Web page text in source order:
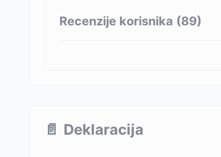
Recenzije korisnika (89)
📄 Deklaracija